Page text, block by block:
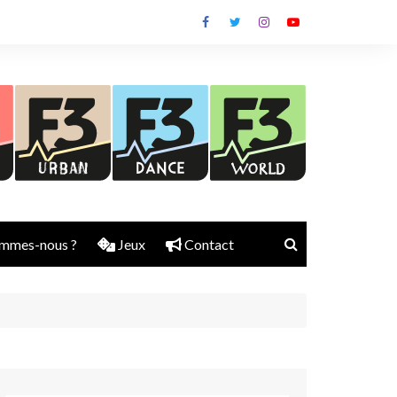
nous ? Jeux Contact